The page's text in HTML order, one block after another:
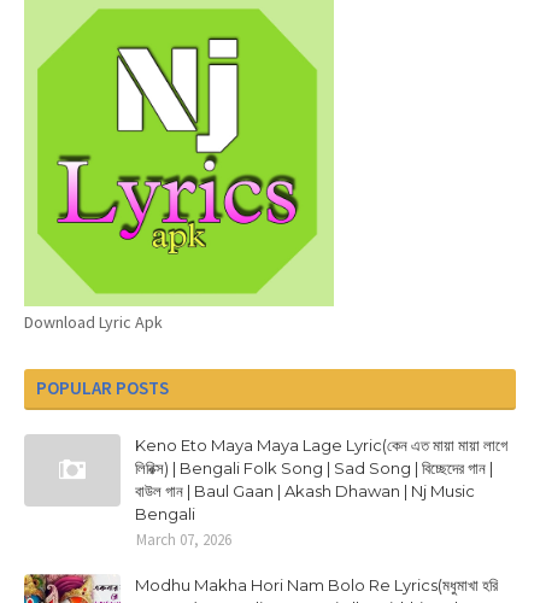
Download Lyric Apk
POPULAR POSTS
Keno Eto Maya Maya Lage Lyric(কেন এত মায়া মায়া লাগে
লিরিক্স) | Bengali Folk Song | Sad Song | বিচ্ছেদের গান |
বাউল গান | Baul Gaan | Akash Dhawan | Nj Music
Bengali
March 07, 2026
Modhu Makha Hori Nam Bolo Re Lyrics(মধুমাখা হরি